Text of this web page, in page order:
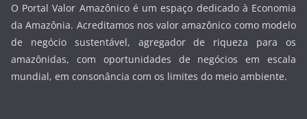
O Portal Valor Amazônico é um espaço dedicado à Economia
da Amazônia. Acreditamos nos valor amazônico como modelo
de negócio sustentável, agregador de riqueza para os
amazônidas, com oportunidades de negócios em escala
mundial, em consonância com os limites do meio ambiente.